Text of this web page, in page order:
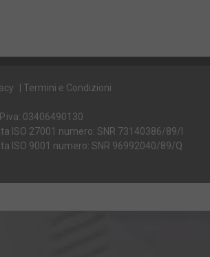
Termini e Condizioni
03406490130
ISO 27001 numero: SNR 73140386/89/I
ISO 9001 numero: SNR 96992040/89/Q